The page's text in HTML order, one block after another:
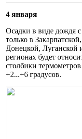
4 января
Осадки в виде дождя
только в
Донецкой, Луганской
регионах будет
столбики
+2...+6 градусов.